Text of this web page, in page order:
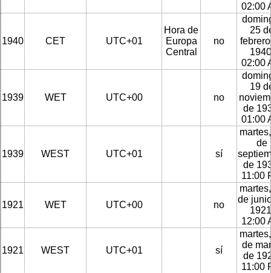
02:00
1940 CET UTC+01
Hora de
Europa
Central
no
25
02:00
1939 WET UTC+00 no
19
de
01:00
1939 WEST UTC+01 sí
de
de
11:00
1921 WET UTC+00 no
de
12:00
1921 WEST UTC+01 sí
de
de
11:00